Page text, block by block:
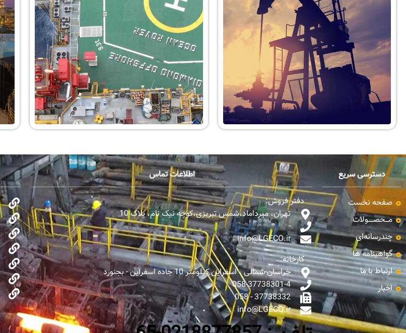
دسترسی سریع
صفحه نخست
مـــحصـــــولات
چندرسانه‌ای
گواهینامه ها
ارتباط با ما
اخبار
اطلاعات تماس
دفتر فروش:
تهران، میرداماد،شمس تبریزی،کوچه نیک نام، پلاک 10
-
info@LGECO.ir
کارخانه:
خراسان شمالی ، اسفراین کیلومتر 10 جاده اسفراین - بجنورد
058-37738301-4
37738332 - 058
info@LGECO.ir